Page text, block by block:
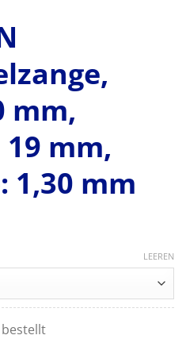
mm,
mm,
1,30 mm
LEEREN